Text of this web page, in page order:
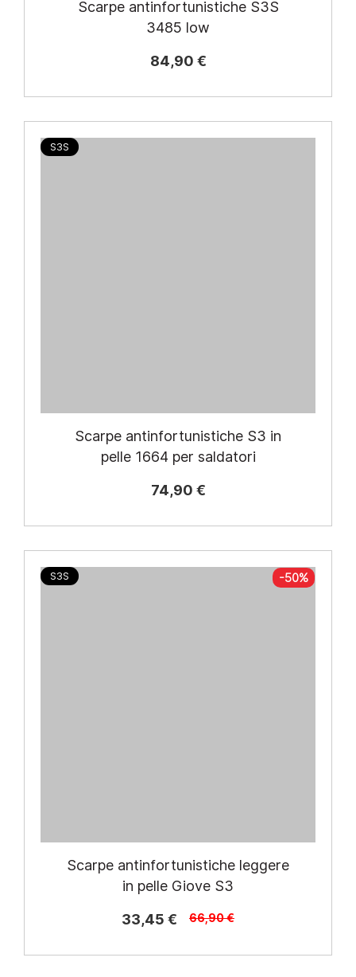
Scarpe antinfortunistiche S3S
3485 low
84,90 €
S3S
Scarpe antinfortunistiche S3 in
pelle 1664 per saldatori
74,90 €
S3S -50%
Scarpe antinfortunistiche leggere
in pelle Giove S3
33,45 €
66,90 €